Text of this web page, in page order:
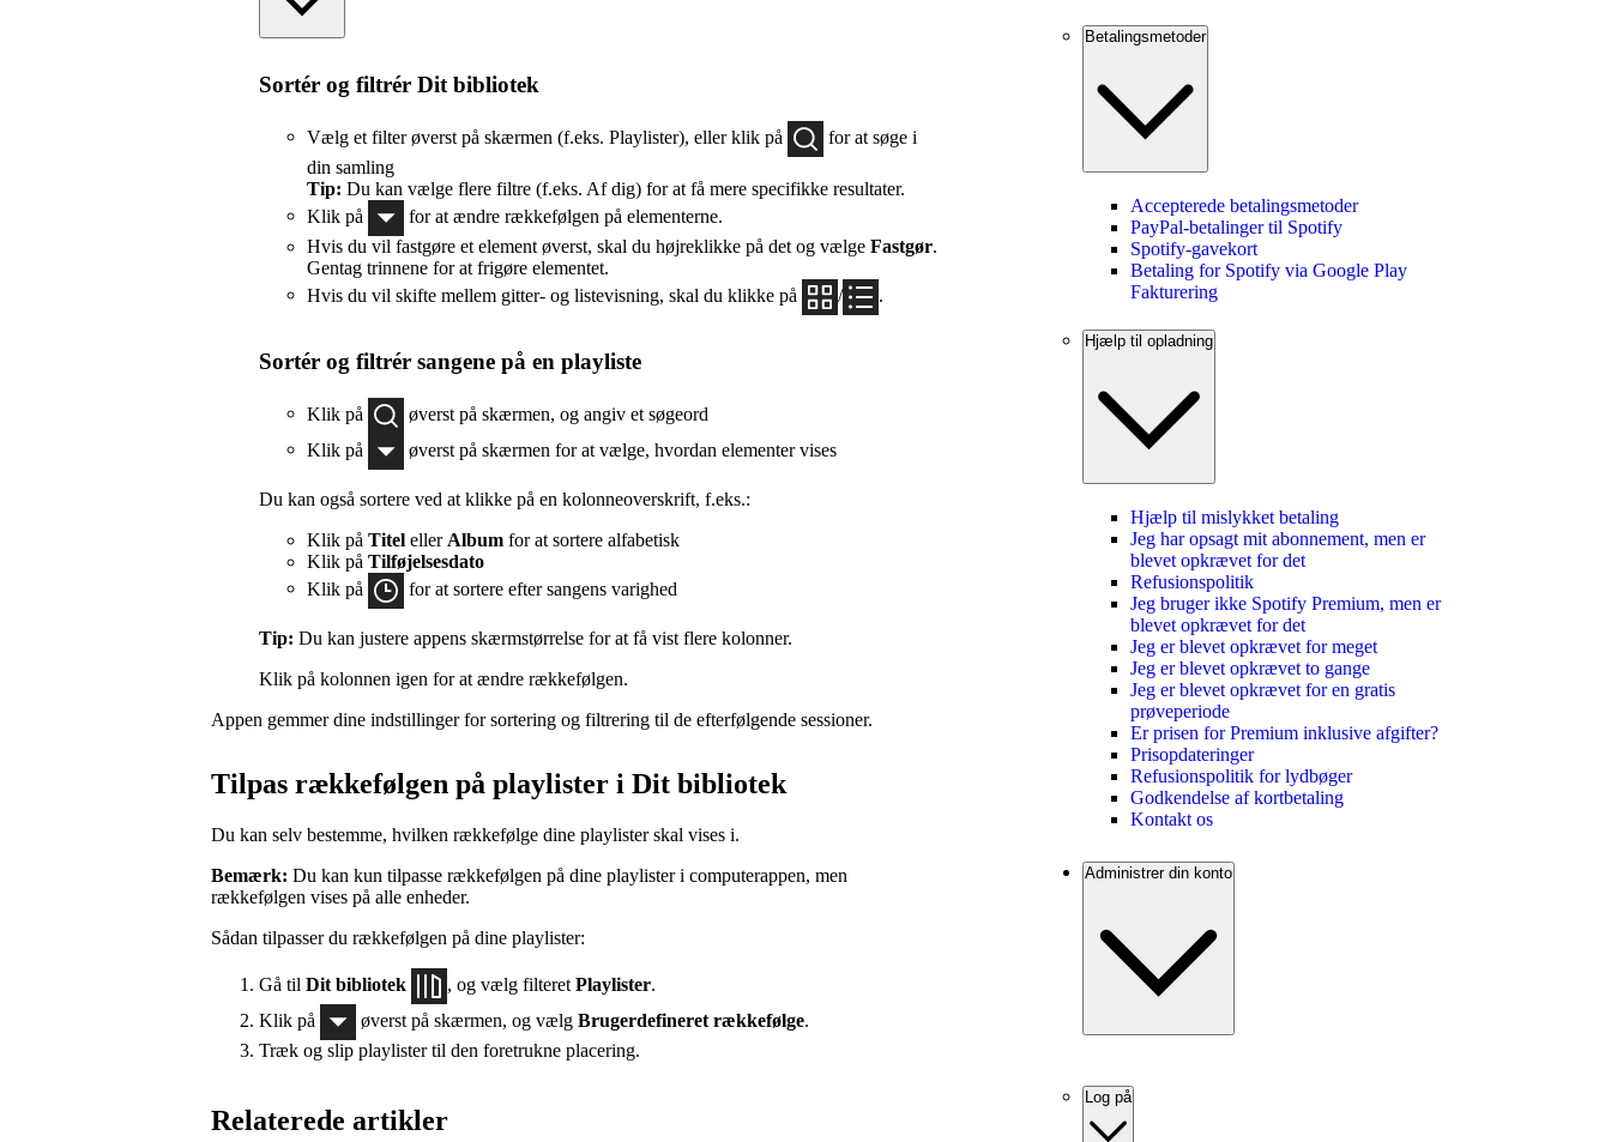
Sortér og filtrér Dit bibliotek
Vælg et filter øverst på skærmen (f.eks. Playlister), eller klik på
for at søge i
din samling
Tip: Du kan vælge flere filtre (f.eks. Af dig) for at få mere specifikke resultater.
Klik på
for at ændre rækkefølgen på elementerne.
Hvis du vil fastgøre et element øverst, skal du højreklikke på det og vælge Fastgør.
Gentag trinnene for at frigøre elementet.
Hvis du vil skifte mellem gitter- og listevisning, skal du klikke på
/
Sortér og filtrér sangene på en playliste
Klik på
øverst på skærmen, og angiv et søgeord
Klik på
øverst på skærmen for at vælge, hvordan elementer vises
Du kan også sortere ved at klikke på en kolonneoverskrift, f.eks.:
Klik på Titel eller Album for at sortere alfabetisk
Klik på Tilføjelsesdato
Klik på
for at sortere efter sangens varighed
Tip: Du kan justere appens skærmstørrelse for at få vist flere kolonner.
Klik på kolonnen igen for at ændre rækkefølgen.
Appen gemmer dine indstillinger for sortering og filtrering til de efterfølgende sessioner.
Tilpas rækkefølgen på playlister i Dit bibliotek
Du kan selv bestemme, hvilken rækkefølge dine playlister skal vises i.
Bemærk: Du kan kun tilpasse rækkefølgen på dine playlister i computerappen, men
rækkefølgen vises på alle enheder.
Sådan tilpasser du rækkefølgen på dine playlister:
Gå til Dit bibliotek , og vælg filteret Playlister.
Klik på
øverst på skærmen, og vælg Brugerdefineret rækkefølge.
Træk og slip playlister til den foretrukne placering.
Relaterede artikler
Betalingsmetoder
Accepterede betalingsmetoder
PayPal-betalinger til Spotify
Spotify-gavekort
Betaling for Spotify via Google Play
Fakturering
Hjælp til opladning
Hjælp til mislykket betaling
Jeg har opsagt mit abonnement, men er
blevet opkrævet for det
Refusionspolitik
Jeg bruger ikke Spotify Premium, men er
blevet opkrævet for det
Jeg er blevet opkrævet for meget
Jeg er blevet opkrævet to gange
Jeg er blevet opkrævet for en gratis
prøveperiode
Er prisen for Premium inklusive afgifter?
Prisopdateringer
Refusionspolitik for lydbøger
Godkendelse af kortbetaling
Kontakt os
Administrer din konto
Log på